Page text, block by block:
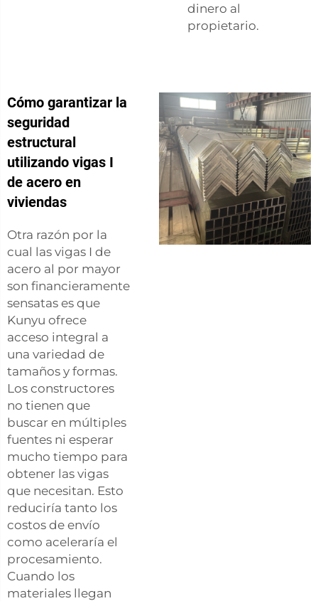
dinero al
propietario.
Cómo garantizar la
seguridad
estructural
utilizando vigas I
de acero en
viviendas
Otra razón por la
cual las vigas I de
acero al por mayor
son financieramente
sensatas es que
Kunyu ofrece
acceso integral a
una variedad de
tamaños y formas.
Los constructores
no tienen que
buscar en múltiples
fuentes ni esperar
mucho tiempo para
obtener las vigas
que necesitan. Esto
reduciría tanto los
costos de envío
como aceleraría el
procesamiento.
Cuando los
materiales llegan